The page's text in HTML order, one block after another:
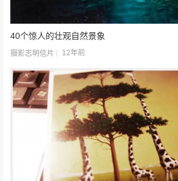
40个惊人的壮观自然景象
摄影志明信片 12年前